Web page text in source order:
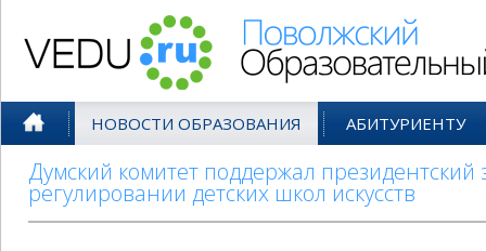
НОВОСТИ ОБРАЗОВАНИЯ АБИТУРИЕНТУ
Думский комитет поддержал президентский
регулировании детских школ искусств